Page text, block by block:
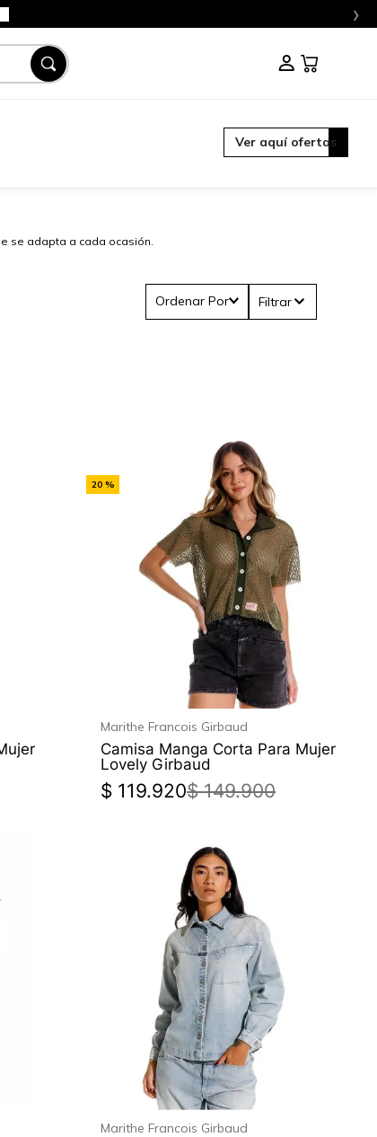
›
Ver aquí ofertas
se adapta a cada ocasión.
Ordenar Por Filtrar
20 %
Marithe Francois Girbaud
Camisa Manga Corta Para Mujer
Lovely Girbaud
$ 119.920$ 149.900
Marithe Francois Girbaud